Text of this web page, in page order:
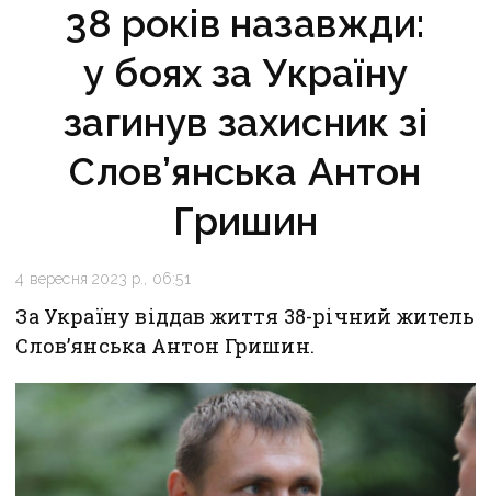
38 років назавжди:
у боях за Україну
загинув захисник зі
Слов’янська Антон
Гришин
4 вересня 2023 р., 06:51
За Україну віддав життя 38-річний житель
Слов’янська Антон Гришин.